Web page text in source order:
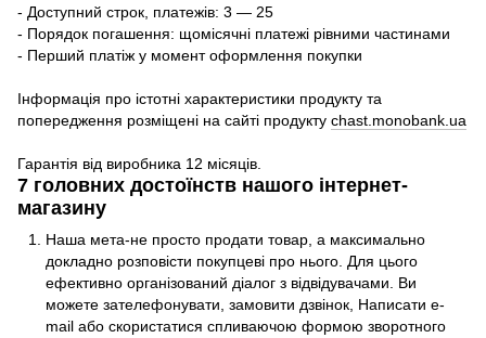
- Доступний строк, платежів: 3 — 25
- Порядок погашення: щомісячні платежі рівними частинами
- Перший платіж у момент оформлення покупки
Інформація про істотні характеристики продукту та
попередження розміщені на сайті продукту chast.monobank.ua
Гарантія від виробника 12 місяців.
7 головних достоїнств нашого інтернет-
магазину
Наша мета-не просто продати товар, а максимально
докладно розповісти покупцеві про нього. Для цього
ефективно організований діалог з відвідувачами. Ви
можете зателефонувати, замовити дзвінок, Написати e-
mail або скористатися спливаючою формою зворотного